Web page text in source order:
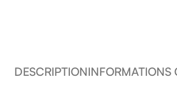
DESCRIPTIONINFORMATIONS